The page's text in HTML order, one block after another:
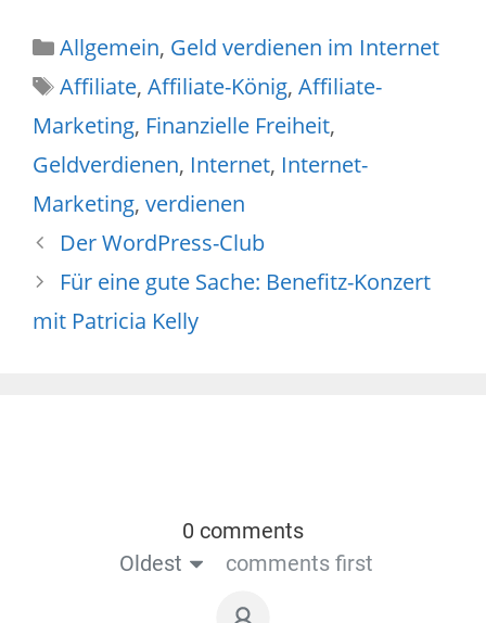
Allgemein, Geld verdienen im Internet
Affiliate, Affiliate-König, Affiliate-
Marketing, Finanzielle Freiheit,
Geldverdienen, Internet, Internet-
Marketing, verdienen
Der WordPress-Club
Für eine gute Sache: Benefitz-Konzert
mit Patricia Kelly
0 comments
Oldest
comments first